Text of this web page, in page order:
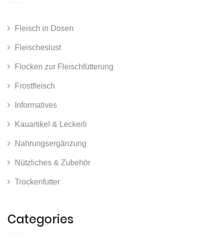
Fleisch in Dosen
Fleischeslust
Flocken zur Fleischfütterung
Frostfleisch
Informatives
Kauartikel & Leckerli
Nahrungsergänzung
Nützliches & Zubehör
Trockenfutter
Categories